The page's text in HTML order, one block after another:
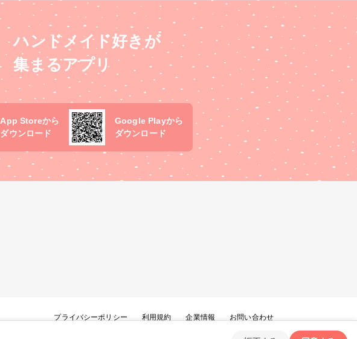
ハンドメイド好きが
集まるアプリ
App Storeから
ダウンロード
Google Playから
ダウンロード
プライバシーポリシー 利用規約 企業情報 お問い合わせ